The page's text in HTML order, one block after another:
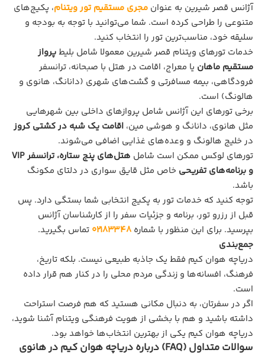
آژانس قصر شیرین به عنوان مجری مستقیم تور ویتنام، پکیج‌های
متنوعی را طراحی کرده است. شما می‌توانید با توجه به بودجه و
سلیقه خود، مناسب‌ترین تور را انتخاب کنید.
خدمات تورهای ویتنام قصر شیرین معمولا شامل بلیطپرواز
مستقیم ماهان یا معراج، اقامت در هتل با صبحانه، ترانسفر
فرودگاهی، بیمه مسافرتی و گشت‌های شهری (دانانگ، هانوی و
هالونگ) است.
برخی تورهای این آژانس شامل پروازهای داخلی بین شهرهایی
مثل هانوی، دانانگ و هوشی مین، اقامت یک شبه در کشتی کروز
در خلیج هالونگ و وعده‌های غذایی اضافی می‌شوند.
تورهای لوکس ممکن است شامل
هتل‌های پنج ستاره، ترانسفر VIP
و برنامه‌های تفریحی خاص مثل قایق سواری در دلتای مکونگ
باشد.
توجه کنید که خدمات تور به پکیج انتخابی شما بستگی دارد. پس
قبل از رزرو تور، برنامه و جزئیات سفر را از کارشناسان آژانس
بپرسید. برای این منظور با شماره 02183348 تماس بگیرید.
جمع‌بندی
دریاچه هوان کیم فقط یک جاذبه طبیعی نیست. بلکه تاریخ،
فرهنگ، افسانه‌ها و زندگی مردم محلی را در کنار هم قرار داده
است.
اگر در سفرتان، به دنبال مکانی هستید که هم فرصت استراحت
داشته باشید و هم با بخشی از هویت فرهنگی ویتنام آشنا شوید،
دریاچه هوان کیم یکی از بهترین انتخاب‌ها خواهد بود.
سوالات متداول (FAQ) درباره دریاچه هوان کیم در هانوی